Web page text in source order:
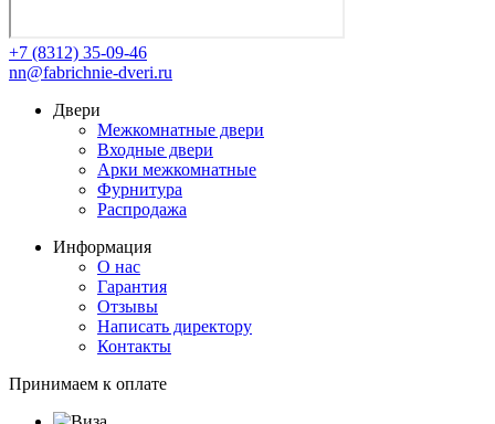
+7 (8312) 35-09-46
nn@fabrichnie-dveri.ru
Двери
Межкомнатные двери
Входные двери
Арки межкомнатные
Фурнитура
Распродажа
Информация
О нас
Гарантия
Отзывы
Написать директору
Контакты
Принимаем к оплате